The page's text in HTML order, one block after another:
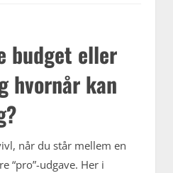
budget eller
hvornår kan
når du står mellem en
“pro”-udgave. Her i